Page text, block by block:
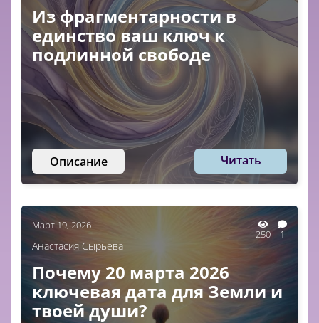
Из фрагментарности в
единство ваш ключ к
подлинной свободе
Описание Читать
Март 19, 2026
250 1
Анастасия Сырьева
Почему 20 марта 2026
ключевая дата для Земли и
твоей души?